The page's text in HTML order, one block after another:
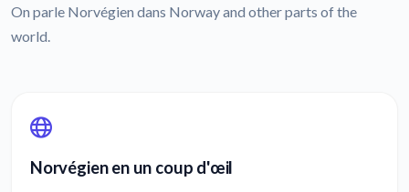
On parle Norvégien dans Norway and other parts of the
world.
Norvégien en un coup d'œil